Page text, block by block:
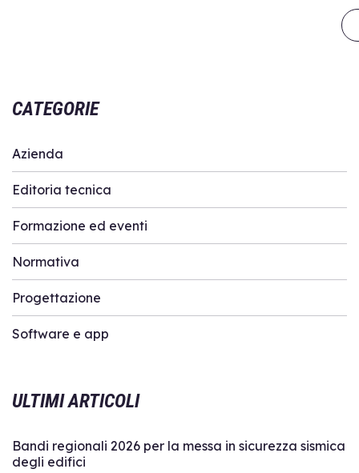
CATEGORIE
Azienda
Editoria tecnica
Formazione ed eventi
Normativa
Progettazione
Software e app
ULTIMI ARTICOLI
Bandi regionali 2026 per la messa in sicurezza sismica
degli edifici